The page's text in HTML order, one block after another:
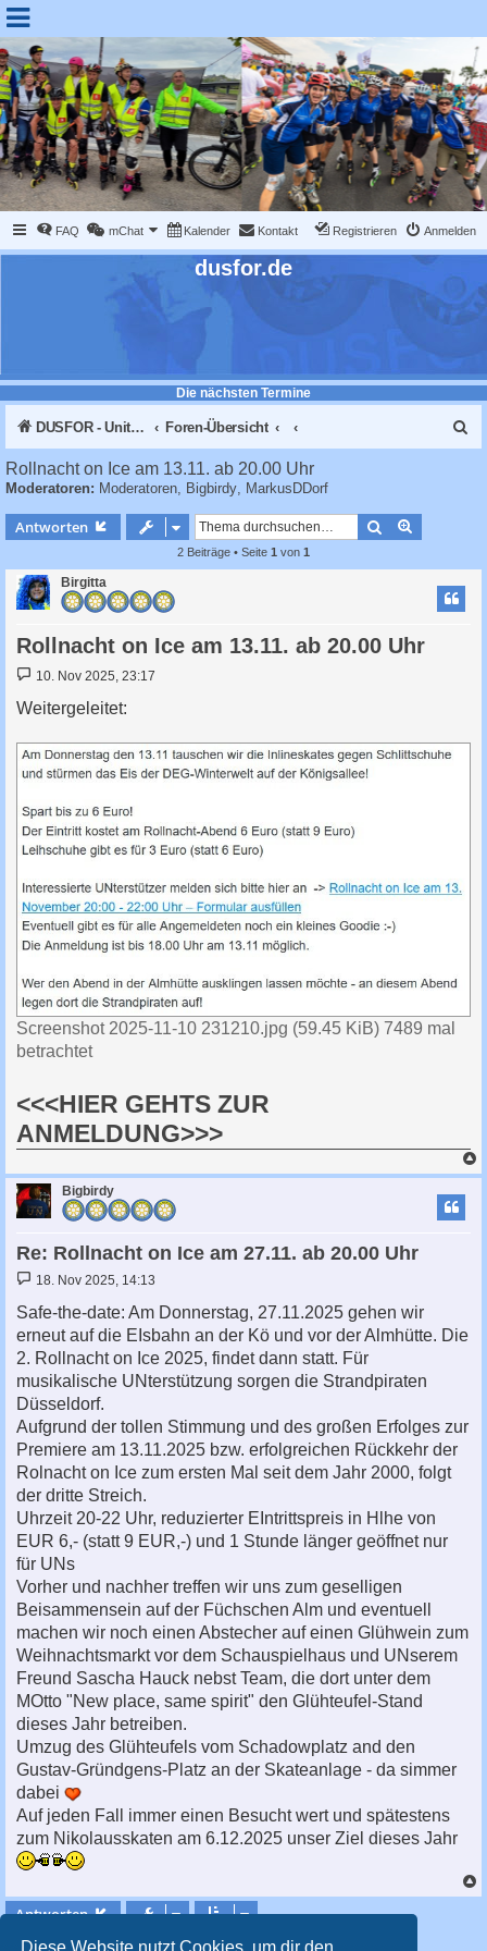
Diese Website nutzt Cookies, um dir den
FAQ mChat Kalender Kontakt Anmelden
Registrieren
dusfor.de
Die nächsten Termine
DUSFOR - United Sk8 Nations :: Inline skaten in Düsseldorf Foren-Übersicht
Rollnacht on Ice am 13.11. ab 20.00 Uhr
Moderatoren: Moderatoren, Bigbirdy, MarkusDDorf
Antworten Suche
2 Beiträge • Seite 1 von 1
Birgitta
Rollnacht on Ice am 13.11. ab 20.00 Uhr
B
i
t
a
10. Nov 2025, 23:17
Weitergeleitet:
Screenshot 2025-11-10 231210.jpg (59.45 KiB) 7489 mal
betrachtet
<<<HIER GEHTS ZUR
ANMELDUNG>>>
a
Bigbirdy
Re: Rollnacht on Ice am 27.11. ab 20.00 Uhr
B
i
t
r
a
g
18. Nov 2025, 14:13
Safe-the-date: Am Donnerstag, 27.11.2025 gehen wir
erneut auf die EIsbahn an der Kö und vor der Almhütte. Die
2. Rollnacht on Ice 2025, findet dann statt. Für
musikalische UNterstützung sorgen die Strandpiraten
Düsseldorf.
Aufgrund der tollen Stimmung und des großen Erfolges zur
Premiere am 13.11.2025 bzw. erfolgreichen Rückkehr der
Rolnacht on Ice zum ersten Mal seit dem Jahr 2000, folgt
der dritte Streich.
Uhrzeit 20-22 Uhr, reduzierter EIntrittspreis in Hlhe von
EUR 6,- (statt 9 EUR,-) und 1 Stunde länger geöffnet nur
für UNs
Vorher und nachher treffen wir uns zum geselligen
Beisammensein auf der Füchschen Alm und eventuell
machen wir noch einen Abstecher auf einen Glühwein zum
Weihnachtsmarkt vor dem Schauspielhaus und UNserem
Freund Sascha Hauck nebst Team, die dort unter dem
MOtto "New place, same spirit" den Glühteufel-Stand
dieses Jahr betreiben.
Umzug des Glühteufels vom Schadowplatz and den
Gustav-Gründgens-Platz an der Skateanlage - da simmer
dabei
Auf jeden Fall immer einen Besucht wert und spätestens
zum Nikolausskaten am 6.12.2025 unser Ziel dieses Jahr
a
Antworten
2 Beiträge • Seite von